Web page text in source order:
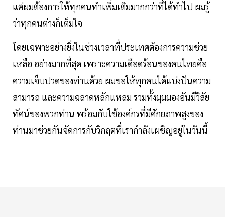
แต่ผมต้องการให้ทุกคนทำเพิ่มเติมมากกว่าที่ได้ทำไป ผมรู้
ว่าทุกคนต่างก็เต็มใจ
โดยเฉพาะอย่างยิ่งในช่วงเวลาที่ประเทศต้องการความช่วย
เหลือ อย่างมากที่สุด เพราะความเดือดร้อนของคนไทยคือ
ความเจ็บปวดของท่านด้วย ผมขอให้ทุกคนได้แบ่งปันความ
สามารถ และความฉลาดหลักแหลม รวมทั้งมุมมองอันมีวิสัย
ทัศน์ของพวกท่าน พร้อมกับใช้องค์กรที่มีศักยภาพสูงของ
ท่านมาช่วยกันจัดการกับวิกฤตที่เรากำลังเผชิญอยู่ในวันนี้